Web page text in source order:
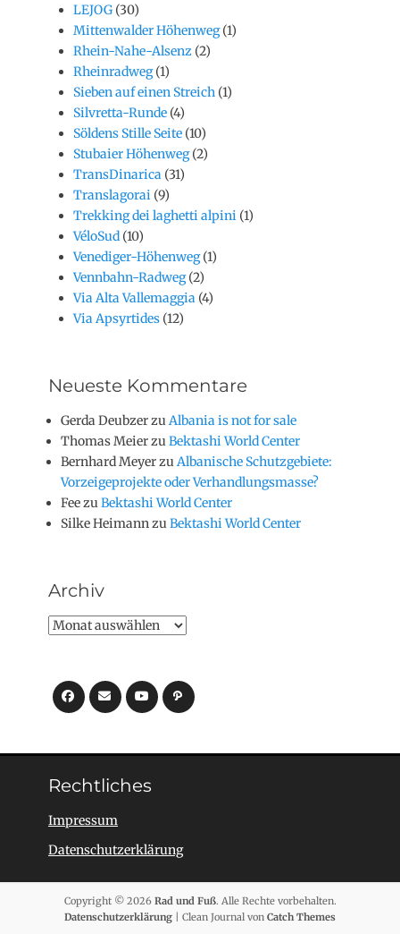
LEJOG (30)
Mittenwalder Höhenweg(1)
Rhein-Nahe-Alsenz (2)
Rheinradweg(1)
Sieben auf einen Streich (1)
Silvretta-Runde (4)
Söldens Stille Seite (10)
Stubaier Höhenweg(2)
TransDinarica (31)
Translagorai (9)
Trekking dei laghetti alpini (1)
VéloSud (10)
Venediger-Höhenweg(1)
Vennbahn-Radweg(2)
Via Alta Vallemaggia (4)
Via Apsyrtides (12)
Neueste Kommentare
Gerda DeubzerzuAlbania is not for sale
Thomas MeierzuBektashi World Center
Bernhard MeyerzuAlbanische Schutzgebiete:
Vorzeigeprojekte oder Verhandlungsmasse?
FeezuBektashi World Center
Silke HeimannzuBektashi World Center
Archiv
Archiv
Facebook
E-
Mail
YouTube
Pfad
Rechtliches
Impressum
Datenschutzerklärung
Copyright © 2026 Rad und Fuß. Alle Rechte vorbehalten.
Datenschutzerklärung | Clean Journal von Catch Themes